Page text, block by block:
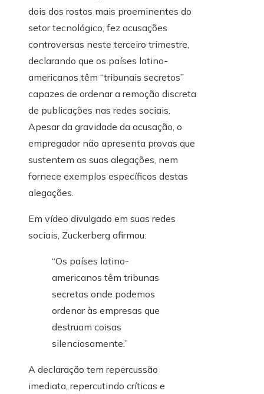
dois dos rostos mais proeminentes do
setor tecnológico, fez acusações
controversas neste terceiro trimestre,
declarando que os países latino-
americanos têm “tribunais secretos”
capazes de ordenar a remoção discreta
de publicações nas redes sociais.
Apesar da gravidade da acusação, o
empregador não apresenta provas que
sustentem as suas alegações, nem
fornece exemplos específicos destas
alegações.
Em vídeo divulgado em suas redes
sociais, Zuckerberg afirmou:
“Os países latino-
americanos têm tribunas
secretas onde podemos
ordenar às empresas que
destruam coisas
silenciosamente.”
A declaração tem repercussão
imediata, repercutindo críticas e